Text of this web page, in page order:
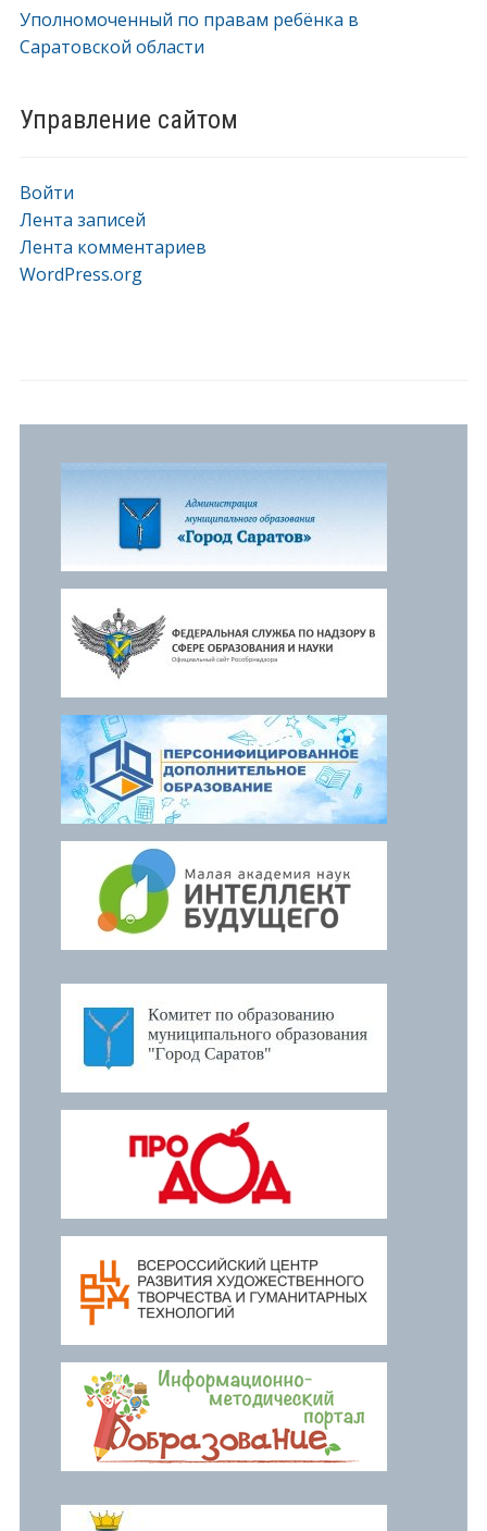
Уполномоченный по правам ребёнка в
Саратовской области
Управление сайтом
Войти
Лента записей
Лента комментариев
WordPress.org